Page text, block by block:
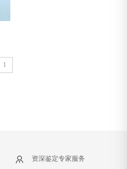
1
资深鉴定专家服务